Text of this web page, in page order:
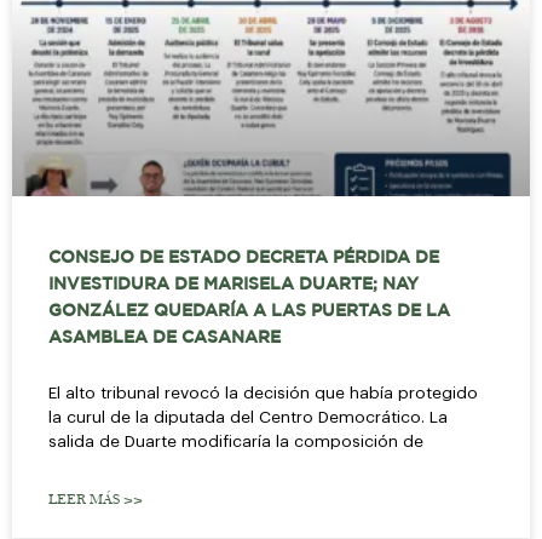
CONSEJO DE ESTADO DECRETA PÉRDIDA DE
INVESTIDURA DE MARISELA DUARTE; NAY
GONZÁLEZ QUEDARÍA A LAS PUERTAS DE LA
ASAMBLEA DE CASANARE
El alto tribunal revocó la decisión que había protegido
la curul de la diputada del Centro Democrático. La
salida de Duarte modificaría la composición de
LEER MÁS >>